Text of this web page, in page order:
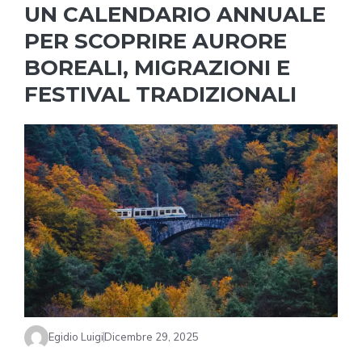
UN CALENDARIO ANNUALE
PER SCOPRIRE AURORE
BOREALI, MIGRAZIONI E
FESTIVAL TRADIZIONALI
Egidio LuigiDicembre 29, 2025